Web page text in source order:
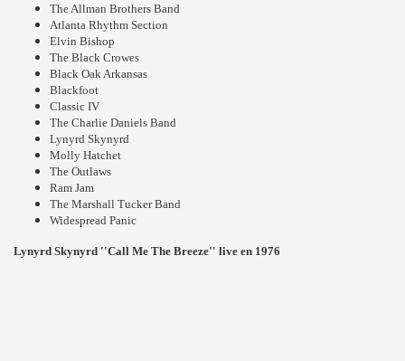
The Allman Brothers Band
Atlanta Rhythm Section
Elvin Bishop
The Black Crowes
Black Oak Arkansas
Blackfoot
Classic IV
The Charlie Daniels Band
Lynyrd Skynyrd
Molly Hatchet
The Outlaws
Ram Jam
The Marshall Tucker Band
Widespread Panic
Lynyrd Skynyrd ''Call Me The Breeze'' live en 1976